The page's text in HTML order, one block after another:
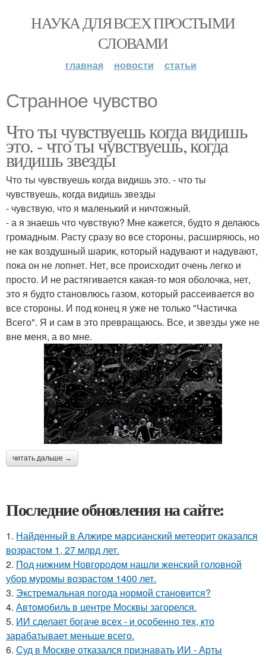
НАУКА ДЛЯ ВСЕХ ПРОСТЫМИ
СЛОВАМИ
главная новости статьи
Странное чувство
Что ты чувствуешь когда видишь
это. - что ты чувствуешь, когда
видишь звезды
Что ты чувствуешь когда видишь это. - что ты
чувствуешь, когда видишь звезды
- чувствую, что я маленький и ничтожный.
- а я знаешь что чувствую? Мне кажется, будто я делаюсь
громадным. Расту сразу во все стороны, расширяюсь, но
не как воздушный шарик, который надувают и надувают,
пока он не лопнет. Нет, все происходит очень легко и
просто. И не растягивается какая-то моя оболочка, нет,
это я будто становлюсь газом, который рассеивается во
все стороны. И под конец я уже не только "Частичка
Всего". Я и сам в это превращаюсь. Все, и звезды уже не
вне меня, а во мне.
читать дальше →
Последние обновления на сайте:
1. Найденный в Алжире марсианский метеорит оказался
возрастом 1, 27 млрд лет.
2. Под нижним Новгородом нашли женский головной
убор муромы возрастом 1400 лет.
3. Экстремальная погода нормой становится?
4. Автомобиль в центре Москвы загорелся.
5. ИИ сделает богаче всех - и особенно тех, кто
зарабатывает меньше всего.
6. Суд в Москве отказался признавать ИИ - Арты